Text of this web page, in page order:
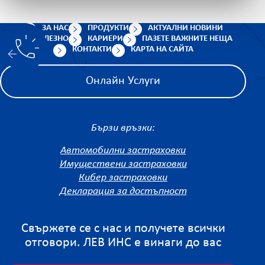
ЗА НАС ПРОДУКТИ
АКТУАЛНИ НОВИНИ
ПОЛЕЗНО
КАРИЕРИ
ПАЗЕТЕ ВАЖНИТЕ НЕЩА
КОНТАКТИ
КАРТА НА САЙТА
Онлайн Услуги
Бързи връзки:
Автомобилни застраховки
Имуществени застраховки
Кибер застраховки
Декларация за достъпност
Свържете се с нас и получете всички
отговори. ЛЕВ ИНС е винаги до вас